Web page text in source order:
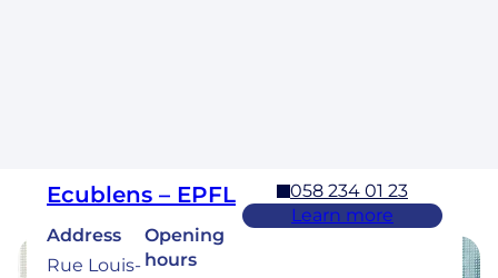
Ecublens – EPFL
Address
Rue Louis-
Opening
hours
058 234 01 23
Learn more